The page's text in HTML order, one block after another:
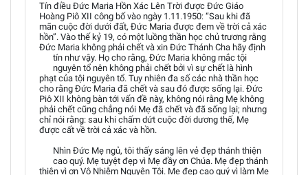
Tín điều Đức Maria Hồn Xác Lên Trời được Đức Giáo
Hoàng Piô XII công bố vào ngày 1.11.1950: “Sau khi đã
mãn cuộc đời dưới đất, Đức Maria được đem về trời cả xác
hồn”. Vào thế kỷ 19, có một luồng thần học chủ trương rằng
Đức Maria không phải chết và xin Đức Thánh Cha hãy định
tín như vậy. Họ cho rằng, Đức Maria không mắc tội
nguyên tổ nên không phải chết bởi vì sự chết là hình
phạt của tội nguyên tổ. Tuy nhiên đa số các nhà thần học
cho rằng Đức Maria đã chết và sau đó được sống lại. Đức
Piô XII không bàn tới vấn đề này, không nói rằng Mẹ không
phải chết cũng chẳng nói Mẹ đã chết và đã sống lại; nhưng
chỉ nói rằng: sau khi chấm dứt cuộc đời dương thế, Mẹ
được cất về trời cả xác và hồn.
Nhìn Đức Mẹ ngủ, tôi thấy sáng lên vẻ đẹp thánh thiện
cao quý. Mẹ tuyệt đẹp vì Mẹ đầy ơn Chúa. Mẹ đẹp thánh
thiện vì ơn Vô Nhiễm Nguyên Tội. Mẹ đẹp cao quý vì làm Mẹ